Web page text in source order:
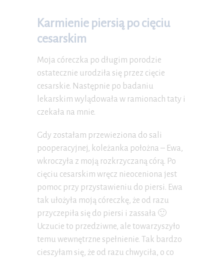
Karmienie piersią po cięciu
cesarskim
Moja córeczka po długim porodzie
ostatecznie urodziła się przez cięcie
cesarskie. Następnie po badaniu
lekarskim wylądowała w ramionach taty i
czekała na mnie.
Gdy zostałam przewieziona do sali
pooperacyjnej, koleżanka położna – Ewa,
wkroczyła z moją rozkrzyczaną córą. Po
cięciu cesarskim wręcz nieoceniona jest
pomoc przy przystawieniu do piersi. Ewa
tak ułożyła moją córeczkę, że od razu
przyczepiła się do piersi i zassała 🙂
Uczucie to przedziwne, ale towarzyszyło
temu wewnętrzne spełnienie. Tak bardzo
cieszyłam się, że od razu chwyciła, o co